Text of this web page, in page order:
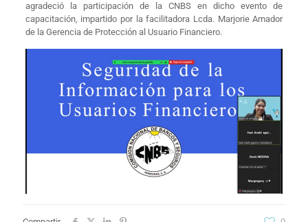
agradeció la participación de la CNBS en dicho evento de
capacitación, impartido por la facilitadora Lcda. Marjorie Amador
de la Gerencia de Protección al Usuario Financiero.